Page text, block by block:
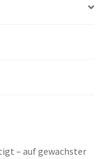
– auf gewachster